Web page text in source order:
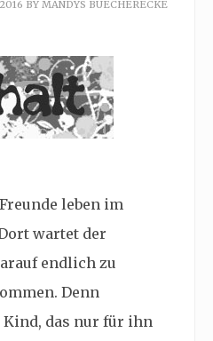
BY MANDYS BUECHERECKE
leben im
wartet der
endlich zu
Denn
das nur für ihn